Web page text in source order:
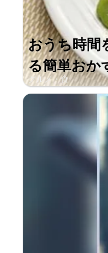
おうち時間
る簡単おか
グルメ・食